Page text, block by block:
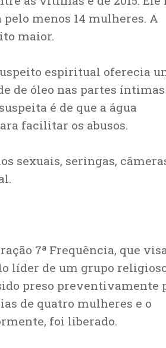
menos 14 mulheres. A
maior.
espiritual oferecia
de óleo nas partes íntimas
é de que a água
facilitar os abusos.
sexuais, seringas,
7ª Frequência, que
líder de um grupo
preso preventivamente
de quatro mulheres e o
foi liberado.